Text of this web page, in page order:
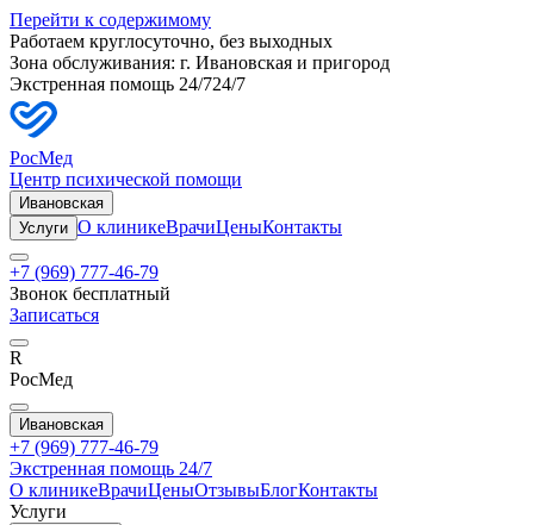
Перейти к содержимому
Работаем круглосуточно, без выходных
Зона обслуживания: г. Ивановская и пригород
Экстренная помощь 24/724/7
РосМед
Центр психической помощи
Ивановская
Услуги О клиникеВрачиЦеныКонтакты
+7 (969) 777-46-79
Звонок бесплатный
Записаться
R
РосМед
Ивановская
+7 (969) 777-46-79
Экстренная помощь 24/7
О клиникеВрачиЦеныОтзывыБлогКонтакты
Услуги